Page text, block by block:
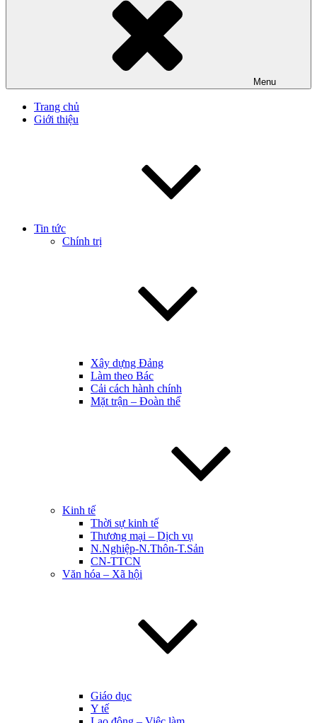
Menu
Trang chủ
Giới thiệu
Tin tức
Chính trị
Xây dựng Đảng
Làm theo Bác
Cải cách hành chính
Mặt trận – Đoàn thể
Kinh tế
Thời sự kinh tế
Thương mại – Dịch vụ
N.Nghiệp-N.Thôn-T.Sản
CN-TTCN
Văn hóa – Xã hội
Giáo dục
Y tế